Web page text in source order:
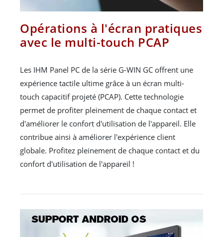
Opérations à l'écran pratiques
avec le multi-touch PCAP
Les IHM Panel PC de la série G-WIN GC offrent une
expérience tactile ultime grâce à un écran multi-
touch capacitif projeté (PCAP). Cette technologie
permet de profiter pleinement de chaque contact et
d'améliorer le confort d'utilisation de l'appareil. Elle
contribue ainsi à améliorer l'expérience client
globale. Profitez pleinement de chaque contact et du
confort d'utilisation de l'appareil !